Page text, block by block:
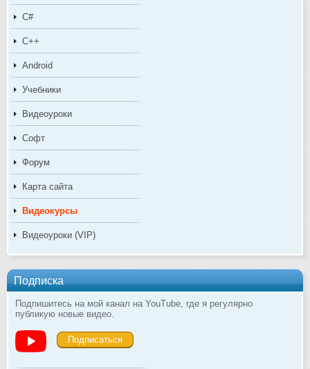
C#
C++
Android
Учебники
Видеоуроки
Софт
Форум
Карта сайта
Видеокурсы
Видеоуроки (VIP)
Подписка
Подпишитесь на мой канал на YouTube, где я регулярно
публикую новые видео.
Подписаться